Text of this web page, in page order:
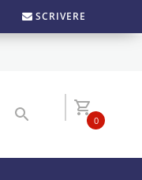
SCRIVERE
0